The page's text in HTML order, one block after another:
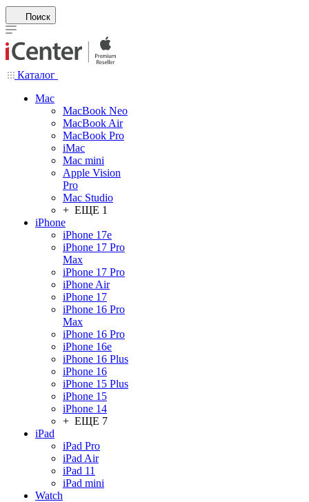
Поиск
Каталог
Mac
MacBook Neo
MacBook Air
MacBook Pro
iMac
Mac mini
Apple Vision
Pro
Mac Studio
+ ЕЩЕ 1
iPhone
iPhone 17e
iPhone 17 Pro
Max
iPhone 17 Pro
iPhone Air
iPhone 17
iPhone 16 Pro
Max
iPhone 16 Pro
iPhone 16e
iPhone 16 Plus
iPhone 16
iPhone 15 Plus
iPhone 15
iPhone 14
+ ЕЩЕ 7
iPad
iPad Pro
iPad Air
iPad 11
iPad mini
Watch